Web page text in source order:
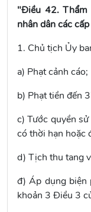
"Điều 42. Thẩm
nhân dân các cấp
1. Chủ tịch Ủy
a) Phạt cảnh cáo;
b) Phạt tiền đến
c) Tước quyền
có thời hạn hoặc
d) Tịch thu tang
đ) Áp dụng biện
khoản 3 Điều 3